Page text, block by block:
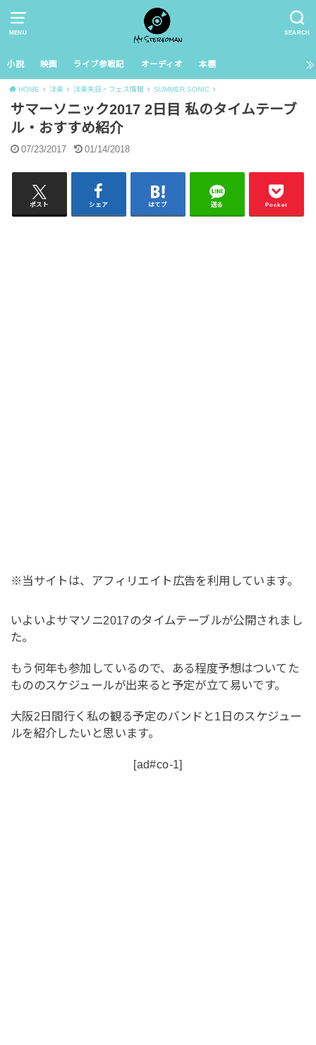
MENU SEARCH
小説 映画 ライブ参戦記 オーディオ 本棚
HOME 洋楽 洋楽来日・フェス情報 SUMMER SONIC
サマーソニック2017 2日目 私のタイムテーブ
ル・おすすめ紹介
07/23/2017 01/14/2018
ポスト シェア はてブ 送る Pocket
※当サイトは、アフィリエイト広告を利用しています。
いよいよサマソニ2017のタイムテーブルが公開されまし
た。
もう何年も参加しているので、ある程度予想はついてた
もののスケジュールが出来ると予定が立て易いです。
大阪2日間行く私の観る予定のバンドと1日のスケジュー
ルを紹介したいと思います。
[ad#co-1]